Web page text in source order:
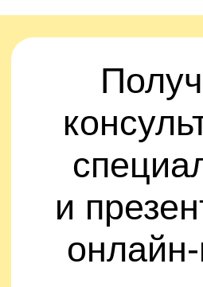
3. Этапы
продаж
Количество занятий: 5
Этапы продаж
Установление контакта
Выявление потребности
Презентация продукта,
в потребность клиента